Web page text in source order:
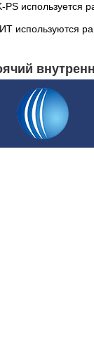
PS используется
используются